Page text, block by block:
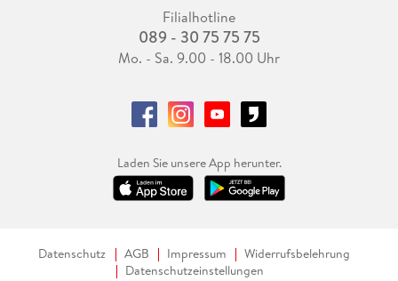
Filialhotline
089 - 30 75 75 75
Mo. - Sa. 9.00 - 18.00 Uhr
Laden Sie unsere App herunter.
Datenschutz AGB Impressum
Widerrufsbelehrung
Datenschutzeinstellungen